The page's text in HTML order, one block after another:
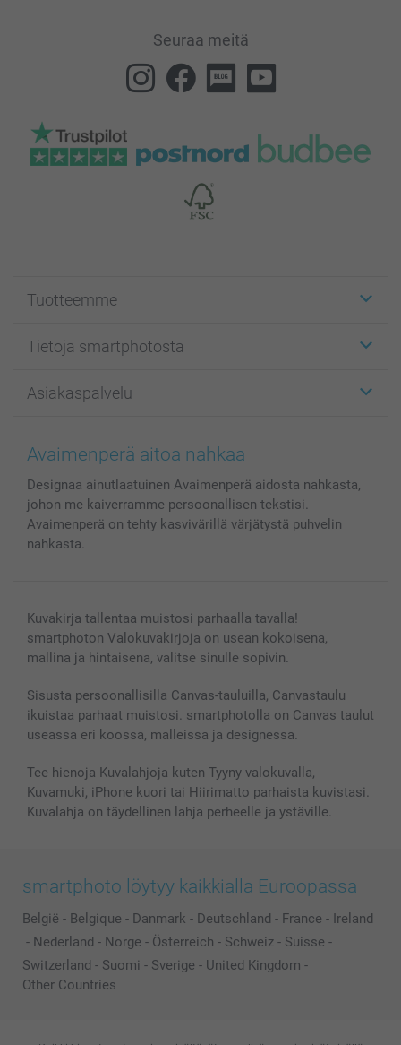
Seuraa meitä
Tuotteemme
Kuvakortit
Kuvakirjat
Valokuvat, Julisteet & Taskukirjat
Kännykkä & Tabletti
MyNameBook
Kuvakalenterit & Päivyrit
Valokuvakehykset & Lisätarvikkeet
Tietoja smartphotosta
Affiliate ohjelma
Evästekäytäntö
Ehdot/takuut
Investor Relations
Asiakaspalvelu
100% tyytyväisyystakuu
Hinnat & maksutavat
Tilausten tila
Avaimenperä aitoa nahkaa
Designaa ainutlaatuinen Avaimenperä aidosta nahkasta,
johon me kaiverramme persoonallisen tekstisi.
Avaimenperä on tehty kasvivärillä värjätystä puhvelin
nahkasta.
Kuvakirja tallentaa muistosi parhaalla tavalla!
smartphoton Valokuvakirjoja on usean kokoisena,
mallina ja hintaisena, valitse sinulle sopivin.
Sisusta persoonallisilla Canvas-tauluilla, Canvastaulu
ikuistaa parhaat muistosi. smartphotolla on Canvas taulut
useassa eri koossa, malleissa ja designessa.
Tee hienoja Kuvalahjoja kuten Tyyny valokuvalla,
Kuvamuki, iPhone kuori tai Hiirimatto parhaista kuvistasi.
Kuvalahja on täydellinen lahja perheelle ja ystäville.
smartphoto löytyy kaikkialla Euroopassa
België - Belgique - Danmark - Deutschland - France - Ireland
- Nederland - Norge - Österreich - Schweiz - Suisse -
Switzerland - Suomi - Sverige - United Kingdom -
Other Countries